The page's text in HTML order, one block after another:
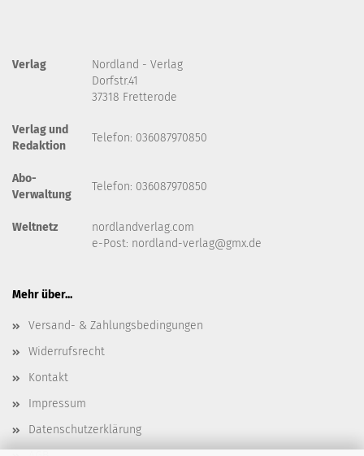
Verlag
Nordland - Verlag
Dorfstr.41
37318 Fretterode
Verlag und
Redaktion
Telefon: 036087970850
Abo-
Verwaltung
Telefon: 036087970850
Weltnetz
nordlandverlag.com
e-Post: nordland-verlag@gmx.de
Mehr über...
Versand- & Zahlungsbedingungen
Widerrufsrecht
Kontakt
Impressum
Datenschutzerklärung